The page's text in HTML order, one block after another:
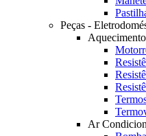
Peças -
Ar